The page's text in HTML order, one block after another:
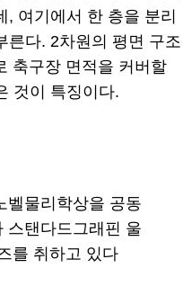
여기에서 한 층을 분리
른다. 2차원의 평면 구조
축구장 면적을 커버할
것이 특징이다.
벨물리학상을 공동
스탠다드그래핀 울
를 취하고 있다